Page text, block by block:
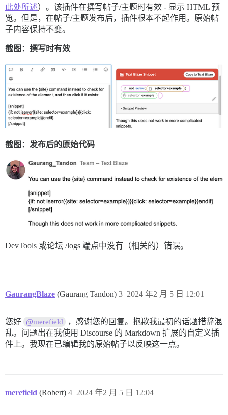
此处所述）。该插件在撰写帖子/主题时有效 - 显示 HTML 预
览。但是，在帖子/主题发布后，插件根本不起作用。原始帖
子内容保持不变。
截图：撰写时有效
截图：发布后的原始代码
DevTools 或论坛 /logs 端点中没有（相关的）错误。
GaurangBlaze (Gaurang Tandon) 2024 年2 月 5 日 12:01
3
您好 @merefield
，感谢您的回复。抱歉我最初的话题措辞混
乱。问题出在我使用 Discourse 的 Markdown 扩展的自定义插
件上。我现在已编辑我的原始帖子以反映这一点。
merefield (Robert) 2024 年2 月 5 日 12:04
4